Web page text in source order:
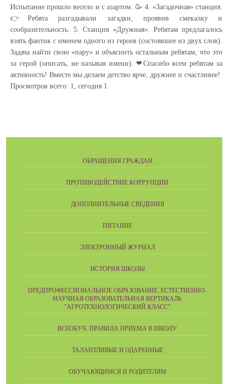
Испытание прошло весело и с азартом. 🥳 4. «Загадочная» станция.
👉Ребята разгадывали загадки, проявив смекалку и
сообразительность. 5. Станция «Дружная». Ребятам предлагалось
взять фантик с именем одного из героев (состоявшее из двух слов).
Задача найти свою «пару» и объяснить остальным ребятам, что это
за герой (описать, не называя имени). ❤Спасибо всем ребятам за
активность! Вместе мы делаем детство ярче, дружнее и счастливее!
Просмотров всего: 1, сегодня 1
ОБРАЩЕНИЯ ГРАЖДАН
ПРОТИВОДЕЙСТВИЕ КОРРУПЦИИ
ДОПОЛНИТЕЛЬНЫЕ СВЕДЕНИЯ
ПИТАНИЕ
ЭЛЕКТРОННЫЙ ЖУРНАЛ
ИСТОРИЯ ШКОЛЫ
ПРЕДПРОФЕССИОНАЛЬНОЕ ОБРАЗОВАНИЕ. ЕСТЕСТВЕННО-
НАУЧНАЯ ОБРАЗОВАТЕЛЬНАЯ ВЕРТИКАЛЬ
"АГРОТЕХНОЛОГИЧЕСКИЙ КЛАСС"
ВСЕОБУЧ. ПРАВИЛА ПРИЕМА В ШКОЛУ
ТАЛАНТЛИВЫЕ И ОДАРЕННЫЕ
ОБУЧАЮЩИМСЯ И РОДИТЕЛЯМ